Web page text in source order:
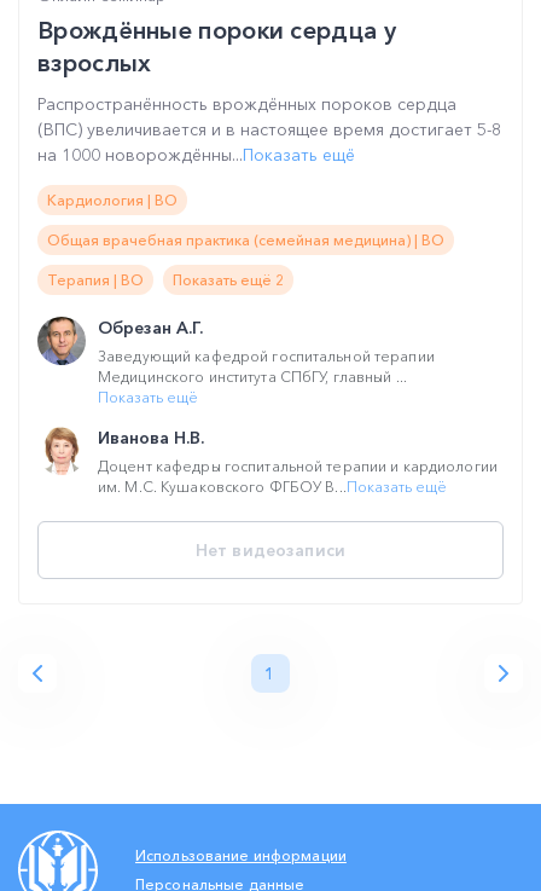
Врождённые пороки сердца у
взрослых
Распространённость врождённых пороков сердца
(ВПС) увеличивается и в настоящее время достигает 5-8
на 1000 новорождённы...Показать ещё
Кардиология | ВО
Общая врачебная практика (семейная медицина) | ВО
Терапия | ВО Показать ещё 2
Обрезан А.Г.
Заведующий кафедрой госпитальной терапии
Медицинского института СПбГУ, главный ...
Показать ещё
Иванова Н.В.
Доцент кафедры госпитальной терапии и кардиологии
им. М.С. Кушаковского ФГБОУ В...Показать ещё
Нет видеозаписи
1
Использование информации
Персональные данные